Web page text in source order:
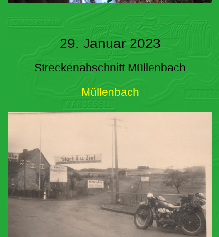
29. Januar 2023
Streckenabschnitt Müllenbach
Müllenbach